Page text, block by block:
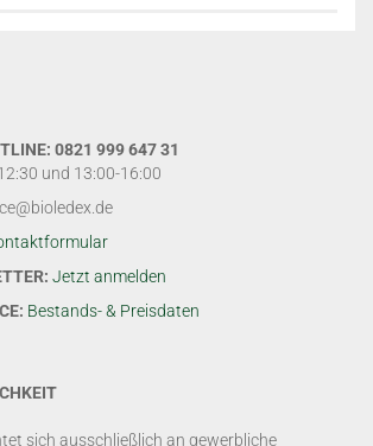
0821 999 647 31
und 13:00-16:00
Jetzt anmelden
Bestands- & Preisdaten
sich ausschließlich an gewerbliche